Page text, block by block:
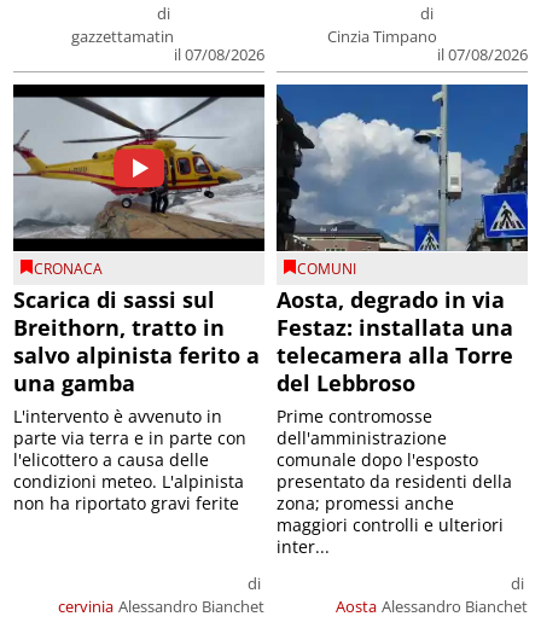
di
gazzettamatin
il 07/08/2026
di
Cinzia Timpano
il 07/08/2026
CRONACA
Scarica di sassi sul
Breithorn, tratto in
salvo alpinista ferito a
una gamba
cervinia
di
Alessandro Bianchet
L'intervento è avvenuto in
parte via terra e in parte con
l'elicottero a causa delle
condizioni meteo. L'alpinista
non ha riportato gravi ferite
COMUNI
Aosta, degrado in via
Festaz: installata una
telecamera alla Torre
del Lebbroso
Aosta
di
Alessandro Bianchet
Prime contromosse
dell'amministrazione
comunale dopo l'esposto
presentato da residenti della
zona; promessi anche
maggiori controlli e ulteriori
inter...